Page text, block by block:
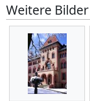
Weitere Bilder